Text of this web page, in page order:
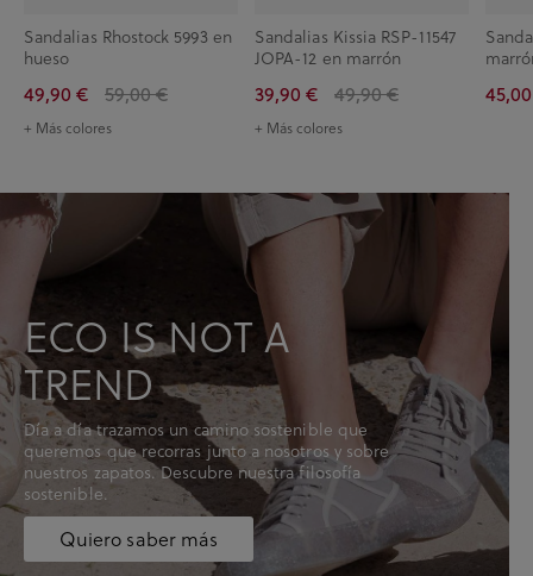
Sandalias Rhostock 5993 en
hueso
49,90 € 59,00 €
+ Más colores
Sandalias Kissia RSP-11547
JOPA-12 en marrón
39,90 € 49,90 €
+ Más colores
ECO IS NOT A
TREND
Día a día trazamos un camino sostenible que
queremos que recorras junto a nosotros y sobre
nuestros zapatos. Descubre nuestra filosofía
sostenible.
Quiero saber más